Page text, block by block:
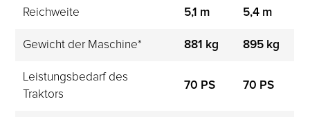
Reichweite 5,1 m 5,4 m
Gewicht der Maschine* 881 kg 895 kg
Leistungsbedarf des
Traktors
70 PS 70 PS